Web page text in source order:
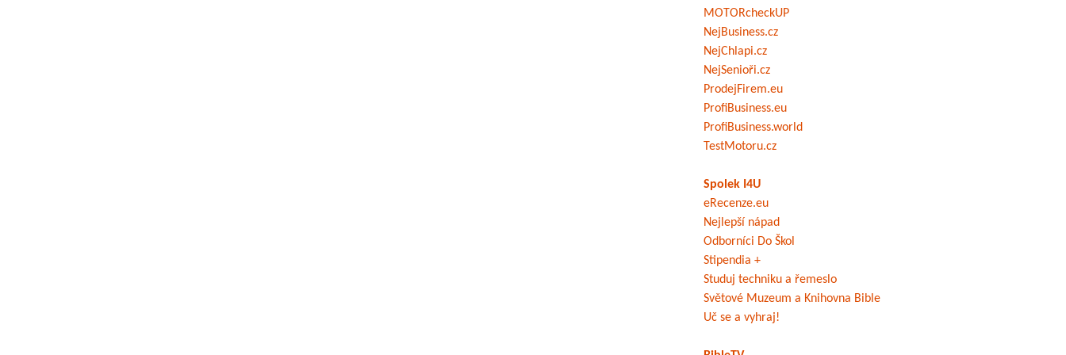
MOTORcheckUP
NejBusiness.cz
NejChlapi.cz
NejSenioři.cz
ProdejFirem.eu
ProfiBusiness.eu
ProfiBusiness.world
TestMotoru.cz
Spolek I4U
eRecenze.eu
Nejlepší nápad
Odborníci Do Škol
Stipendia +
Studuj techniku a řemeslo
Světové Muzeum a Knihovna Bible
Uč se a vyhraj!